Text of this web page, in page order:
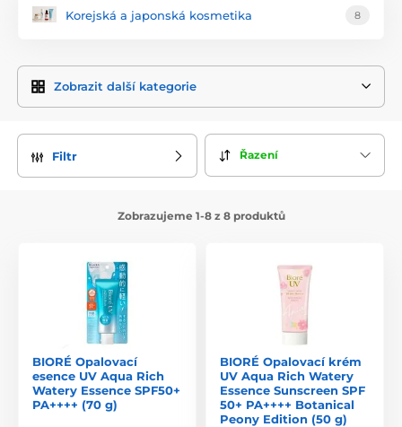
Korejská a japonská kosmetika 8
Zobrazit další kategorie
Filtr Řazení
Zobrazujeme 1-8 z 8 produktů
BIORÉ Opalovací
esence UV Aqua Rich
Watery Essence SPF50+
PA++++ (70 g)
BIORÉ Opalovací krém
UV Aqua Rich Watery
Essence Sunscreen SPF
50+ PA++++ Botanical
Peony Edition (50 g)